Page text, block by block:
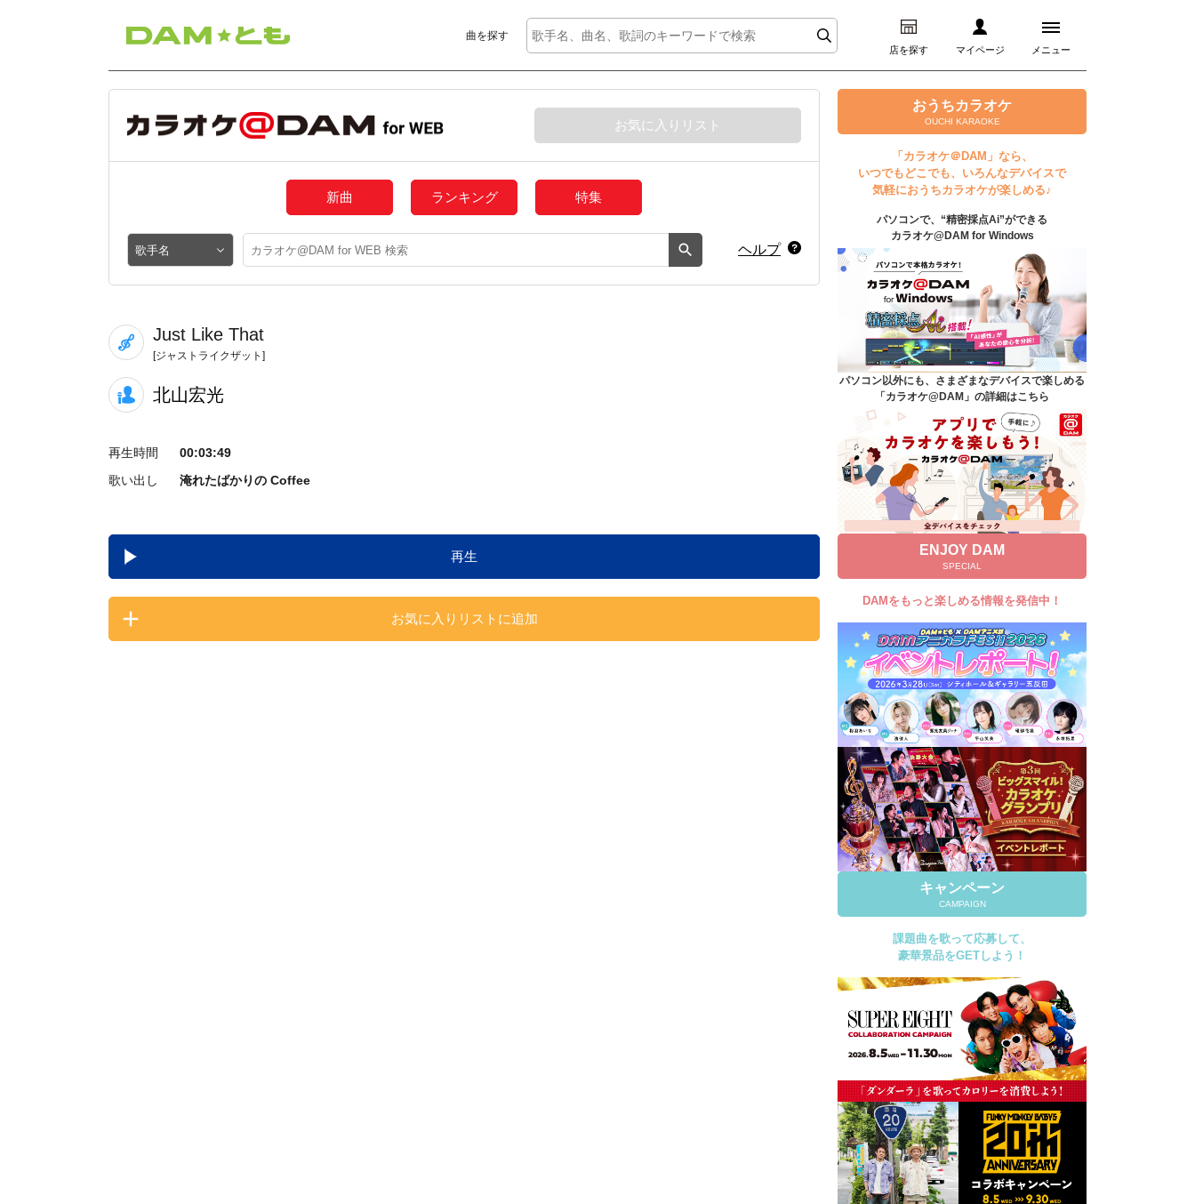
曲を探す
店を探す マイページ メニュー
ログイン
マイページ
プレミアムサービス
DAM★とも動画
DAM★とも録音
カラオケ＠DAM
ユーザー検索
キャンペーン
よくあるご質問
DAMの新曲・ランキングなど
カラオケ最新情報をチェック！
自宅でカラオケ歌い放題！
家族や友達と一緒に！練習にも！
お気に入りリスト
新曲 ランキング 特集
ヘルプ
Just Like That
[ジャストライクザット]
北山宏光
再生時間
00:03:49
歌い出し
淹れたばかりの Coffee
再生
お気に入りリストに追加
おうちカラオケ
OUCHI KARAOKE
「カラオケ＠DAM」なら、
いつでもどこでも、いろんなデバイスで
気軽におうちカラオケが楽しめる♪
パソコンで、“精密採点Ai”ができる
カラオケ@DAM for Windows
パソコン以外にも、さまざまなデバイスで楽しめる
「カラオケ@DAM」の詳細はこちら
ENJOY DAM
SPECIAL
DAMをもっと楽しめる情報を発信中！
キャンペーン
CAMPAIGN
課題曲を歌って応募して、
豪華景品をGETしよう！